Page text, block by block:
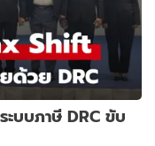
บบภาษี DRC ขับ